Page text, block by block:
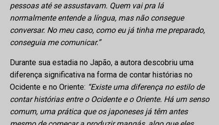
pessoas até se assustavam. Quem vai pra lá
normalmente entende a língua, mas não consegue
conversar. No meu caso, como eu já tinha me preparado,
conseguia me comunicar.”
Durante sua estadia no Japão, a autora descobriu uma
diferença significativa na forma de contar histórias no
Ocidente e no Oriente: “Existe uma diferença no estilo de
contar histórias entre o Ocidente e o Oriente. Há um senso
comum, uma prática que os japoneses já têm antes